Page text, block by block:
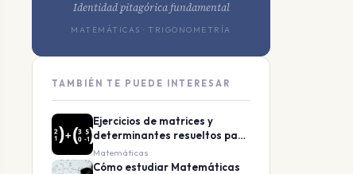
Identidad pitagórica fundamental
MATEMÁTICAS · TRIGONOMETRÍA
TAMBIÉN TE PUEDE INTERESAR
Ejercicios de matrices y
determinantes resueltos paso
a paso
Matemáticas
Cómo estudiar Matemáticas